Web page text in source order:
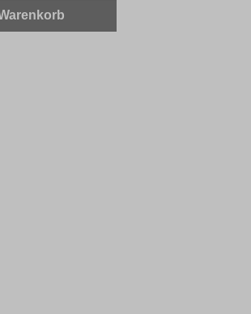
gewünschten Wert ein